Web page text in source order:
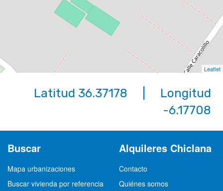
Leaflet
Latitud 36.37178 | Longitud
-6.17708
Buscar
Mapa urbanizaciones
Buscar vivienda por referencia
Alquileres Chiclana
Contacto
Quiénes somos